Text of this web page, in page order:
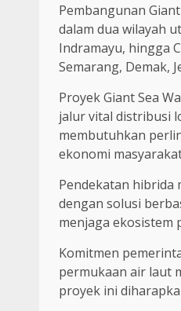
Pembangunan
dalam dua wilayah
Indramayu, hingga
Semarang, Demak,
Proyek Giant Sea
jalur vital distribusi
membutuhkan
ekonomi
Pendekatan
dengan solusi
menjaga ekosistem
Komitmen
permukaan air laut
proyek ini